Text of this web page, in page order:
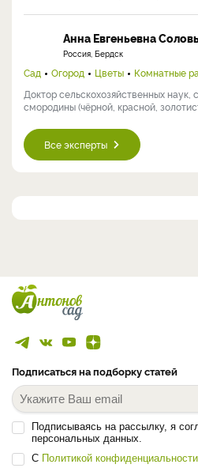
Анна Евгеньевна
Россия, Бердск
Сад Огород Цветы Комнатные
Доктор сельскохозяйственных наук,
смородины (чёрной, красной,
Все эксперты
Подписаться на подборку статей
Подписываясь на рассылку, я
персональных данных.
С Политикой конфиденциальности